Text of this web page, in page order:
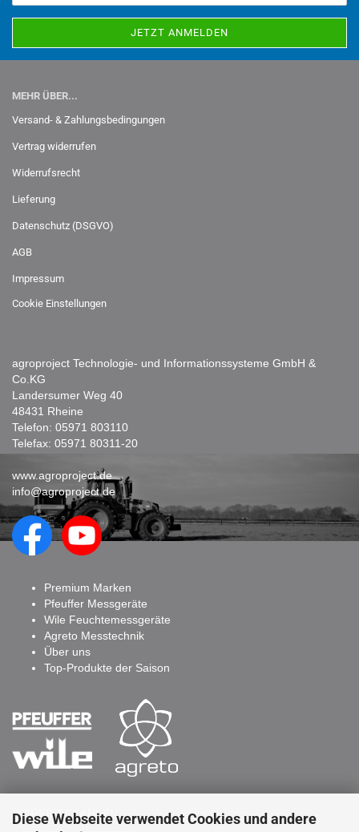
Diese Webseite verwendet Cookies und andere
MEHR ÜBER...
Versand- & Zahlungsbedingungen
Vertrag widerrufen
Widerrufsrecht
Lieferung
Datenschutz (DSGVO)
AGB
Impressum
Cookie Einstellungen
agroproject Technologie- und Informationssysteme GmbH &
Co.KG
Landersumer Weg 40
48431 Rheine
Telefon: 05971 803110
Telefax: 05971 80311-20
www.agroproject.de
info@agroproject.de
Premium Marken
Pfeuffer Messgeräte
Wile Feuchtemessgeräte
Agreto Messtechnik
Über uns
Top-Produkte der Saison
SICHER BEZAHLEN